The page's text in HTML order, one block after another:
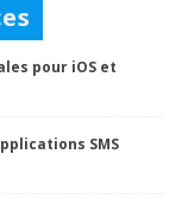
pour iOS et
SMS